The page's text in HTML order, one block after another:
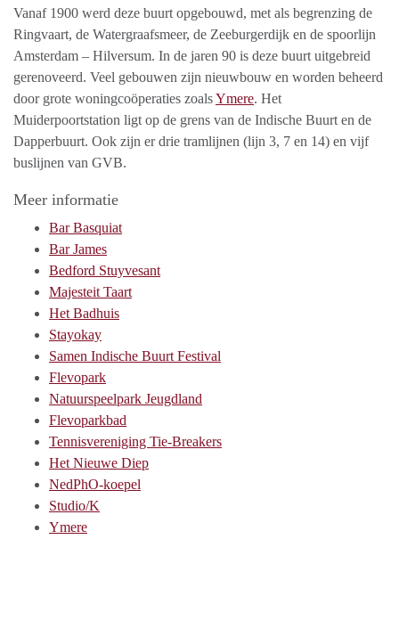
Vanaf 1900 werd deze buurt opgebouwd, met als begrenzing de
Ringvaart, de Watergraafsmeer, de Zeeburgerdijk en de spoorlijn
Amsterdam – Hilversum. In de jaren 90 is deze buurt uitgebreid
gerenoveerd. Veel gebouwen zijn nieuwbouw en worden beheerd
door grote woningcoöperaties zoalsYmere. Het
Muiderpoortstation ligt op de grens van de Indische Buurt en de
Dapperbuurt. Ook zijn er drie tramlijnen (lijn 3, 7 en 14) en vijf
buslijnen van GVB.
Meer informatie
Bar Basquiat
Bar James
Bedford Stuyvesant
Majesteit Taart
Het Badhuis
Stayokay
Samen Indische Buurt Festival
Flevopark
Natuurspeelpark Jeugdland
Flevoparkbad
Tennisvereniging Tie-Breakers
Het Nieuwe Diep
NedPhO-koepel
Studio/K
Ymere